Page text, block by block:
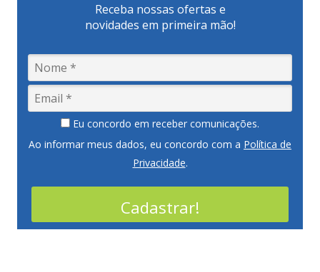
Receba nossas ofertas e
novidades em primeira mão!
Eu concordo em receber comunicações.
Ao informar meus dados, eu concordo com a Política de
Privacidade.
Cadastrar!